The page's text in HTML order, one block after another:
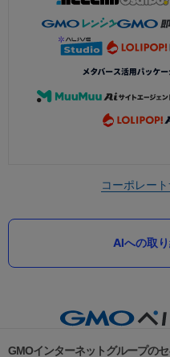
コーポレー
AIへの取
GMOインターネットグループの